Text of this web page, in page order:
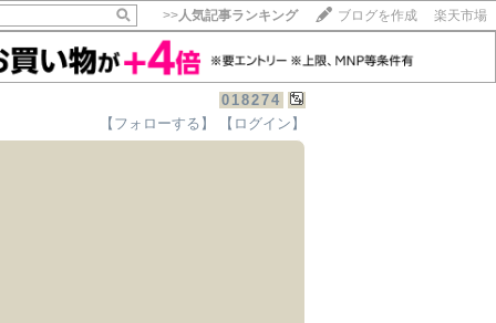
>>人気記事ランキング ブログを作成 楽天市場
018274
【フォローする】 【ログイン】